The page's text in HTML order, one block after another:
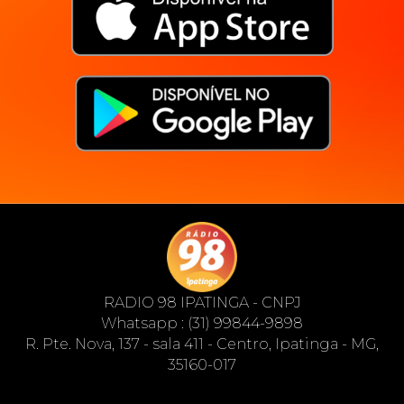
RADIO 98 IPATINGA - CNPJ
Whatsapp : (31) 99844-9898
R. Pte. Nova, 137 - sala 411 - Centro, Ipatinga - MG,
35160-017